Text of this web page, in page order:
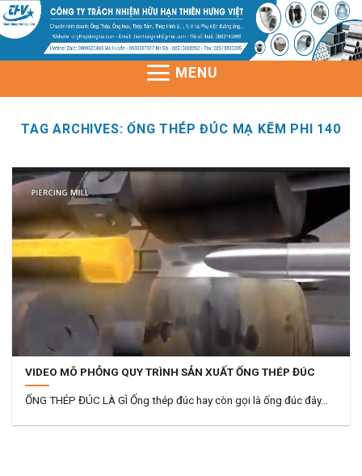
Skip
to
MENU
TAG ARCHIVES:ỐNG THÉP ĐÚC MẠ KẼM PHI 140
VIDEO MÔ PHỎNG QUY TRÌNH SẢN XUẤT ỐNG THÉP ĐÚC
ỐNG THÉP ĐÚC LÀ GÌ Ống thép đúc hay còn gọi là ống đúc đây...